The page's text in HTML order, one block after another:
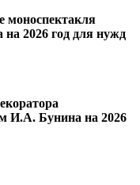
моноспектакля
2026 год для нужд
И.А. Бунина на 2026